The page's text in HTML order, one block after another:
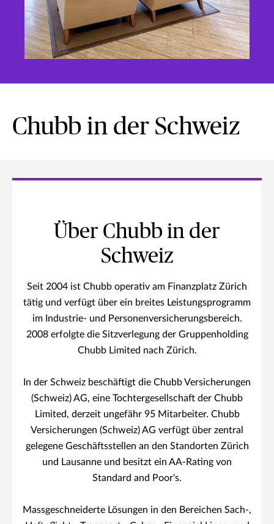
Chubb in der Schweiz
Über Chubb in der
Schweiz
Seit 2004 ist Chubb operativ am Finanzplatz Zürich
tätig und verfügt über ein breites Leistungsprogramm
im Industrie- und Personenversicherungsbereich.
2008 erfolgte die Sitzverlegung der Gruppenholding
Chubb Limited nach Zürich.
In der Schweiz beschäftigt die Chubb Versicherungen
(Schweiz) AG, eine Tochtergesellschaft der Chubb
Limited, derzeit ungefähr 95 Mitarbeiter. Chubb
Versicherungen (Schweiz) AG verfügt über zentral
gelegene Geschäftsstellen an den Standorten Zürich
und Lausanne und besitzt ein AA-Rating von
Standard and Poor's.
Massgeschneiderte Lösungen in den Bereichen Sach-,